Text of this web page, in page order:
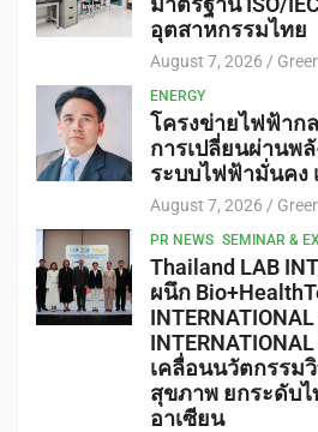
อุตสาหกรรมไทย
August 7, 2026
ENERGY
โครงข่ายไฟฟ้าก
การเปลี่ยนผ่านพ
ระบบไฟฟ้ามั่นคง
August 7, 2026
PR NEWS SEMINAR &
Thailand LAB
ผนึก
เคลื่อนนวัตกรรม
สุขภาพ ยกระดับ
อาเซียน